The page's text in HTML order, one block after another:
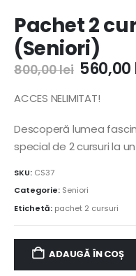
Pachet 2
(Seniori)
800,00lei 560,00
ACCES NELIMITAT!
Descoperă lumea
special de 2 cursuri la
SKU: CS37
Categorie: Seniori
Etichetă: pachet 2 cursuri
ADAUGĂ ÎN COȘ